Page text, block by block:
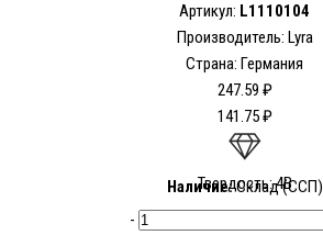
Артикул: L1110104
Производитель: Lyra
Страна: Германия
247.59 ₽
141.75 ₽
Твердость: 4В
Наличие:Склад (ССП)
-